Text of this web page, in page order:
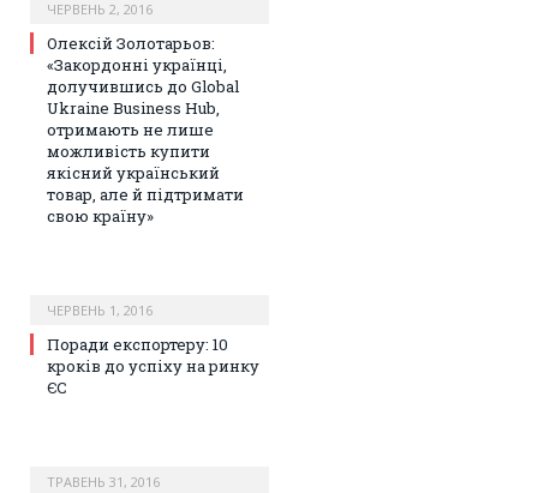
ЧЕРВЕНЬ 2, 2016
Олексій Золотарьов:
«Закордонні українці,
долучившись до Global
Ukraine Business Hub,
отримають не лише
можливість купити
якісний український
товар, але й підтримати
свою країну»
ЧЕРВЕНЬ 1, 2016
Поради експортеру: 10
кроків до успіху на ринку
ЄС
ТРАВЕНЬ 31, 2016